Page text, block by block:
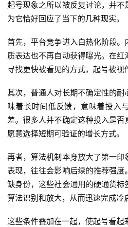
起号现象之所以被反复讨论，并不
为它恰好回应了当下的几种现实。
首先，平台竞争进入白热化阶段
质表达也不再自动获得曝光。在
寻找更快被看见的方式，起号被视
其次，普通人对长期不确定性的耐
味着长时间低反馈，意味着投入
差。很多人并不确定这种投入是否
愿意选择短期可验证的增长方式。
再者，算法机制本身放大了第一印
表现，往往会影响后续的推荐强
缺身份，这些社会通用的硬通货
算法识别和放大，从而迅速完成冷
这些条件叠加在一起，使起号看起